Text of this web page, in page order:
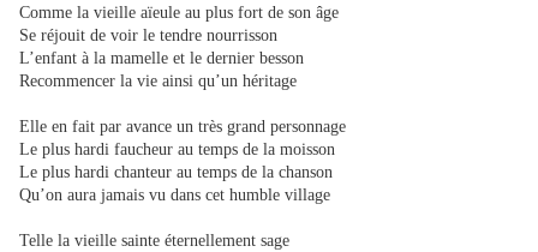
Comme la vieille aïeule au plus fort de son âge
Se réjouit de voir le tendre nourrisson
L’enfant à la mamelle et le dernier besson
Recommencer la vie ainsi qu’un héritage
Elle en fait par avance un très grand personnage
Le plus hardi faucheur au temps de la moisson
Le plus hardi chanteur au temps de la chanson
Qu’on aura jamais vu dans cet humble village
Telle la vieille sainte éternellement sage